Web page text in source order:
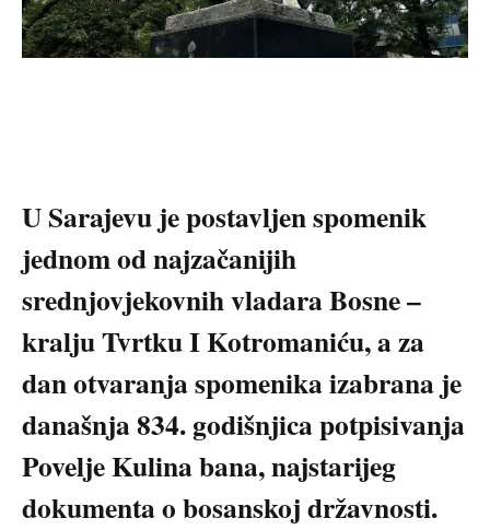
U Sarajevu je postavljen spomenik
jednom od najzačanijih
srednjovjekovnih vladara Bosne –
kralju Tvrtku I Kotromaniću, a za
dan otvaranja spomenika izabrana je
današnja 834. godišnjica potpisivanja
Povelje Kulina bana, najstarijeg
dokumenta o bosanskoj državnosti.